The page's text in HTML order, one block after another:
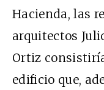
Hacienda, las
arquitectos
Ortiz
edificio que,